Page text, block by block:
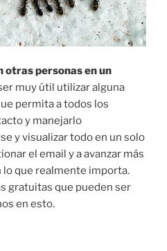
otras personas en un
muy útil utilizar alguna
permita a todos los
y manejarlo
y visualizar todo en un solo
el email y a avanzar más
lo que realmente importa.
gratuitas que pueden ser
en esto.